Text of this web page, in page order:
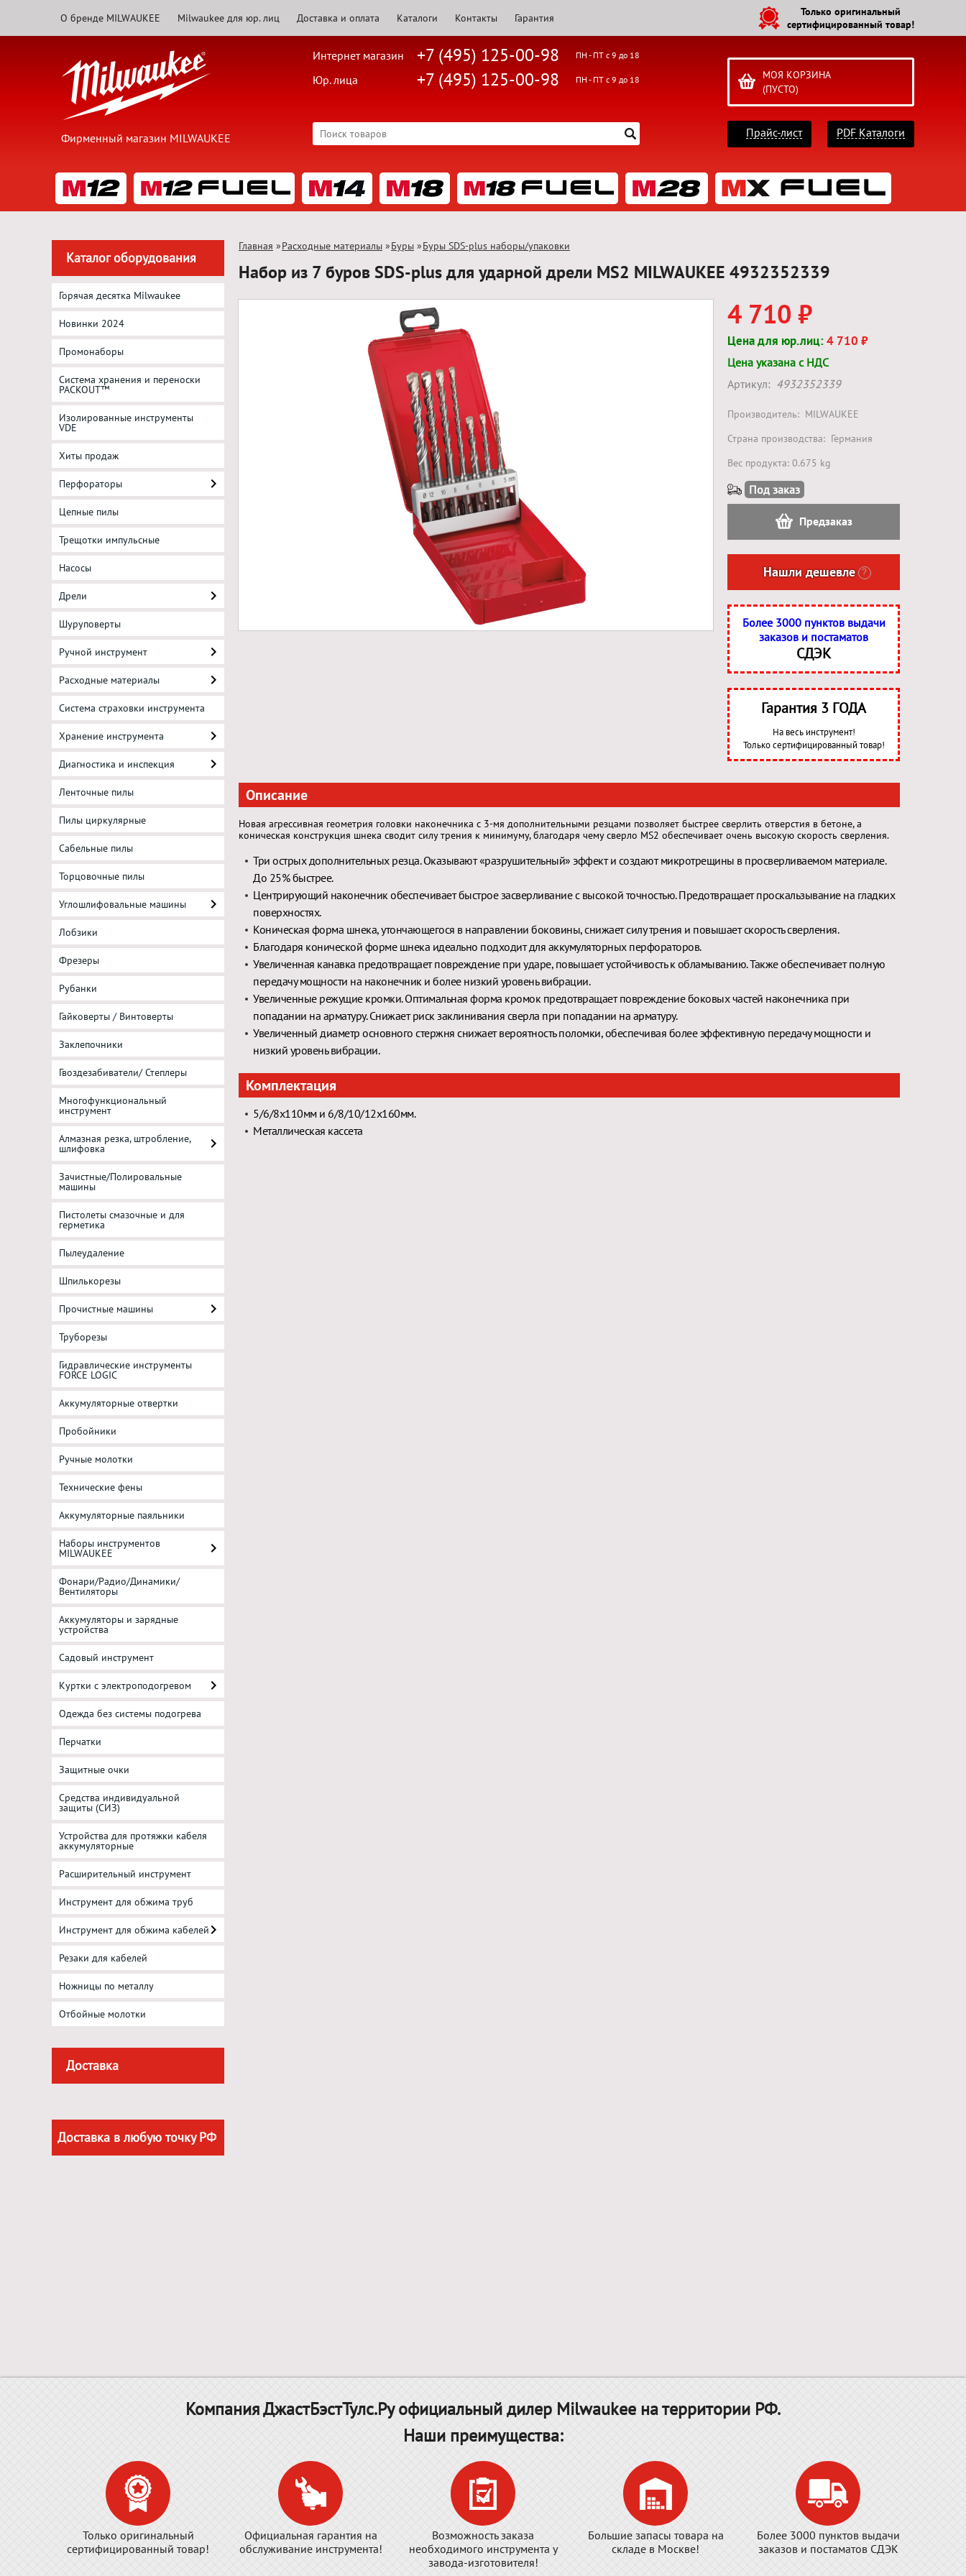
О бренде MILWAUKEE Milwaukee для юр. лиц Доставка и оплата Каталоги Контакты Гарантия
Только оригинальный
сертифицированный товар!
Фирменный магазин MILWAUKEE
Интернет магазин +7 (495) 125-00-98 ПН - ПТ с 9 до 18
Юр. лица +7 (495) 125-00-98 ПН - ПТ с 9 до 18
МОЯ КОРЗИНА
(ПУСТО)
Прайс-лист PDF Каталоги
Каталог оборудования
Горячая десятка Milwaukee
Новинки 2024
Промонаборы
Система хранения и переноски
PACKOUT™
Изолированные инструменты
VDE
Хиты продаж
Перфораторы
Цепные пилы
Трещотки импульсные
Насосы
Дрели
Шуруповерты
Ручной инструмент
Расходные материалы
Система страховки инструмента
Хранение инструмента
Диагностика и инспекция
Ленточные пилы
Пилы циркулярные
Сабельные пилы
Торцовочные пилы
Углошлифовальные машины
Лобзики
Фрезеры
Рубанки
Гайковерты / Винтоверты
Заклепочники
Гвоздезабиватели/ Степлеры
Многофункциональный
инструмент
Алмазная резка, штробление,
шлифовка
Зачистные/Полировальные
машины
Пистолеты смазочные и для
герметика
Пылеудаление
Шпилькорезы
Прочистные машины
Труборезы
Гидравлические инструменты
FORCE LOGIC
Аккумуляторные отвертки
Пробойники
Ручные молотки
Технические фены
Аккумуляторные паяльники
Наборы инструментов
MILWAUKEE
Фонари/Радио/Динамики/
Вентиляторы
Аккумуляторы и зарядные
устройства
Садовый инструмент
Куртки с электроподогревом
Одежда без системы подогрева
Перчатки
Защитные очки
Средства индивидуальной
защиты (СИЗ)
Устройства для протяжки кабеля
аккумуляторные
Расширительный инструмент
Инструмент для обжима труб
Инструмент для обжима кабелей
Резаки для кабелей
Ножницы по металлу
Отбойные молотки
Доставка
Доставка в любую точку РФ
Главная »Расходные материалы »Буры »Буры SDS-plus наборы/упаковки
Набор из 7 буров SDS-plus для ударной дрели MS2 MILWAUKEE 4932352339
4 710 ₽
Цена для юр.лиц:4 710 ₽
Цена указана с НДС
Артикул: 4932352339
Производитель: MILWAUKEE
Страна производства: Германия
Вес продукта: 0.675 kg
Под заказ
Предзаказ
Нашли дешевле ?
Более 3000 пунктов выдачи
заказов и постаматов
СДЭК
Гарантия 3 ГОДА
На весь инструмент!
Только сертифицированный товар!
Описание
Новая агрессивная геометрия головки наконечника с 3-мя дополнительными резцами позволяет быстрее сверлить отверстия в бетоне, а
коническая конструкция шнека сводит силу трения к минимуму, благодаря чему сверло MS2 обеспечивает очень высокую скорость сверления.
Три острых дополнительных резца. Оказывают «разрушительный» эффект и создают микротрещины в просверливаемом материале.
До 25% быстрее.
Центрирующий наконечник обеспечивает быстрое засверливание с высокой точностью. Предотвращает проскальзывание на гладких
поверхностях.
Коническая форма шнека, утончающегося в направлении боковины, снижает силу трения и повышает скорость сверления.
Благодаря конической форме шнека идеально подходит для аккумуляторных перфораторов.
Увеличенная канавка предотвращает повреждение при ударе, повышает устойчивость к обламыванию. Также обеспечивает полную
передачу мощности на наконечник и более низкий уровень вибрации.
Увеличенные режущие кромки. Оптимальная форма кромок предотвращает повреждение боковых частей наконечника при
попадании на арматуру. Снижает риск заклинивания сверла при попадании на арматуру.
Увеличенный диаметр основного стержня снижает вероятность поломки, обеспечивая более эффективную передачу мощности и
низкий уровень вибрации.
Комплектация
5/6/8x110мм и 6/8/10/12x160мм.
Металлическая кассета
Компания ДжастБэстТулс.Ру официальный дилер Milwaukee на территории РФ.
Наши преимущества:
Только оригинальный
сертифицированный товар!
Официальная гарантия на
обслуживание инструмента!
Возможность заказа
необходимого инструмента у
завода-изготовителя!
Большие запасы товара на
складе в Москве!
Более 3000 пунктов выдачи
заказов и постаматов СДЭК